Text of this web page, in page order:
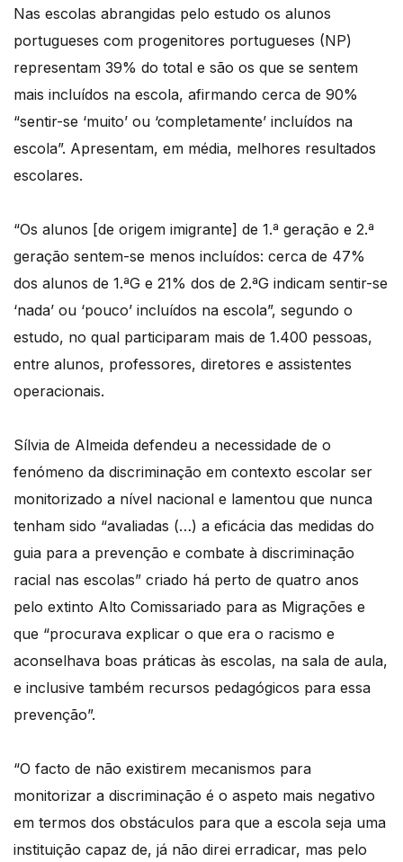
Nas escolas abrangidas pelo estudo os alunos
portugueses com progenitores portugueses (NP)
representam 39% do total e são os que se sentem
mais incluídos na escola, afirmando cerca de 90%
“sentir-se ‘muito’ ou ‘completamente’ incluídos na
escola”. Apresentam, em média, melhores resultados
escolares.
“Os alunos [de origem imigrante] de 1.ª geração e 2.ª
geração sentem-se menos incluídos: cerca de 47%
dos alunos de 1.ªG e 21% dos de 2.ªG indicam sentir-se
‘nada’ ou ‘pouco’ incluídos na escola”, segundo o
estudo, no qual participaram mais de 1.400 pessoas,
entre alunos, professores, diretores e assistentes
operacionais.
Sílvia de Almeida defendeu a necessidade de o
fenómeno da discriminação em contexto escolar ser
monitorizado a nível nacional e lamentou que nunca
tenham sido “avaliadas (…) a eficácia das medidas do
guia para a prevenção e combate à discriminação
racial nas escolas” criado há perto de quatro anos
pelo extinto Alto Comissariado para as Migrações e
que “procurava explicar o que era o racismo e
aconselhava boas práticas às escolas, na sala de aula,
e inclusive também recursos pedagógicos para essa
prevenção”.
“O facto de não existirem mecanismos para
monitorizar a discriminação é o aspeto mais negativo
em termos dos obstáculos para que a escola seja uma
instituição capaz de, já não direi erradicar, mas pelo